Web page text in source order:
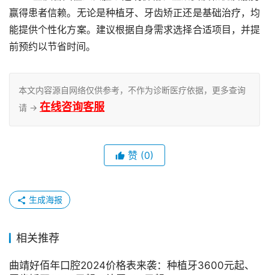
赢得患者信赖。无论是种植牙、牙齿矫正还是基础治疗，均
能提供个性化方案。建议根据自身需求选择合适项目，并提
前预约以节省时间。
本文内容源自网络仅供参考，不作为诊断医疗依据，更多查询
请 → 在线咨询客服
赞 (0)
生成海报
相关推荐
曲靖好佰年口腔2024价格表来袭：种植牙3600元起、